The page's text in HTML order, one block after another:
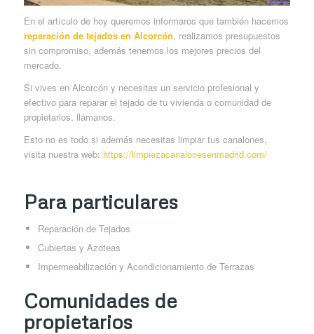
En el artículo de hoy queremos informaros que también hacemos
reparación de tejados en Alcorcón, realizamos presupuestos
sin compromiso, además tenemos los mejores precios del
mercado.
Si vives en Alcorcón y necesitas un servicio profesional y
efectivo para reparar el tejado de tu vivienda o comunidad de
propietarios, llámanos.
Esto no es todo si además necesitas limpiar tus canalones,
visita nuestra web: https://limpiezacanalonesenmadrid.com/
Para particulares
Reparación de Tejados
Cubiertas y Azoteas
Impermeabilización y Acondicionamiento de Terrazas
Comunidades de
propietarios